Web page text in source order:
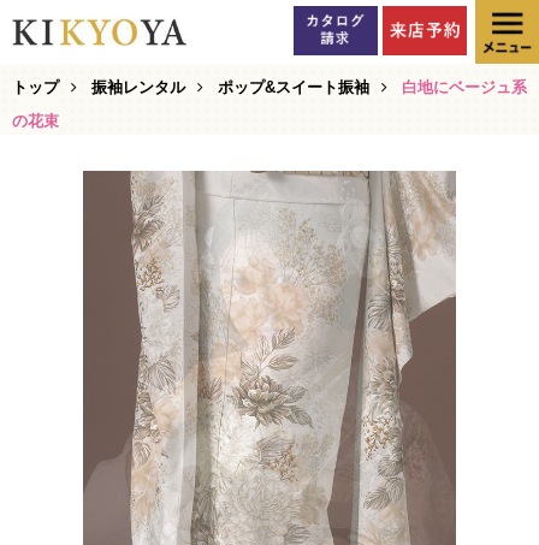
トップ 振袖レンタル ポップ&スイート振袖
白地にベージュ系
の花束